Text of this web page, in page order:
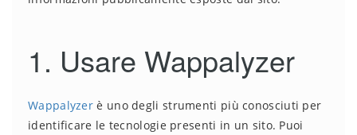
1. Usare Wappalyzer
Wappalyzer è uno degli strumenti più conosciuti per
identificare le tecnologie presenti in un sito. Puoi